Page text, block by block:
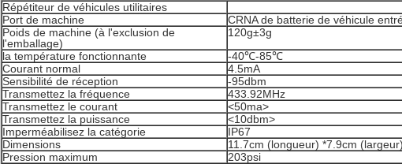
Répétiteur de véhicules utilitaires
Port de machine
CRNA de batterie de véhicule
Poids de machine (à l'exclusion de
l'emballage)
120g±3g
la température fonctionnante
-40℃-85℃
Courant normal
4.5mA
Sensibilité de réception
-95dbm
Transmettez la fréquence
433.92MHz
Transmettez le courant
<50ma>
Transmettez la puissance
<10dbm>
Imperméabilisez la catégorie
IP67
Dimensions
11.7cm (longueur) *7.9cm
Pression maximum
203psi